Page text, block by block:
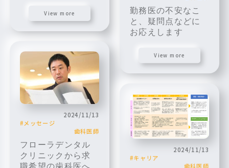
View more
勤務医の不安なこ
と、疑問点などに
お応えします
View more
2024/11/13
メッセージ
歯科医師
フローラデンタル
クリニックから求
2024/11/13
キャリア
歯科医師